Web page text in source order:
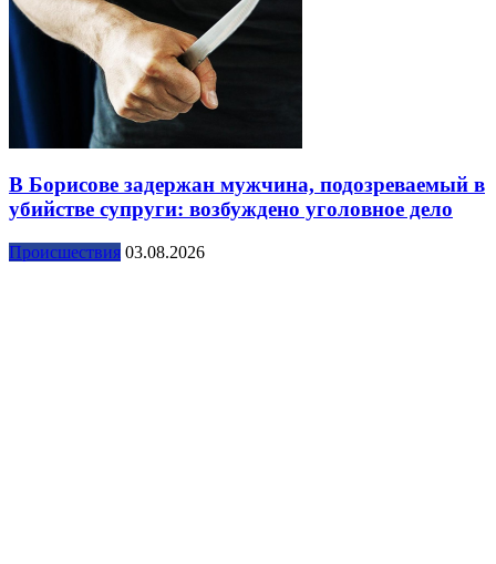
В Борисове задержан мужчина, подозреваемый в
убийстве супруги: возбуждено уголовное дело
Происшествия 03.08.2026